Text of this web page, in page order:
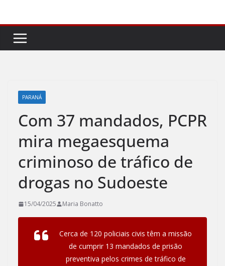
conteúdo
PARANÁ
Com 37 mandados, PCPR
mira megaesquema
criminoso de tráfico de
drogas no Sudoeste
15/04/2025 Maria Bonatto
Cerca de 120 policiais civis têm a missão
de cumprir 13 mandados de prisão
preventiva pelos crimes de tráfico de